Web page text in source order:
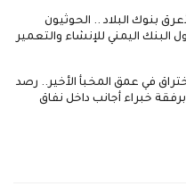
بنوك البلاد .. الحوثيون
اليمني للإنشاء والتعمير
في عمق المخبأ الأخير.. رصد
خبراء أجانب داخل نفاق